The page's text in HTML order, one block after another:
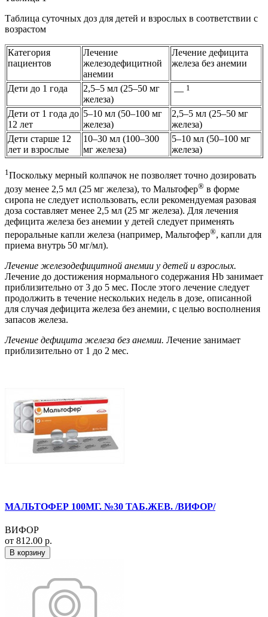
Таблица cуточных доз для детей и взрослых в соответствии с
возрастом
Категория
пациентов
Лечение
железодефицитной
анемии
Лечение дефицита
железа без анемии
Дети до 1 года
2,5–5 мл (25–50 мг
железа)
— 1
Дети от 1 года до
12 лет
5–10 мл (50–100 мг
железа)
2,5–5 мл (25–50 мг
железа)
Дети старше 12
лет и взрослые
10–30 мл (100–300
мг железа)
5–10 мл (50–100 мг
железа)
1Поскольку мерный колпачок не позволяет точно дозировать
дозу менее 2,5 мл (25 мг железа), то Мальтофер® в форме
сиропа не следует использовать, если рекомендуемая разовая
доза составляет менее 2,5 мл (25 мг железа). Для лечения
дефицита железа без анемии у детей следует применять
пероральные капли железа (например, Мальтофер®, капли для
приема внутрь 50 мг/мл).
Лечение железодефицитной анемии у детей и взрослых.
Лечение до достижения нормального содержания Hb занимает
приблизительно от 3 до 5 мес. После этого лечение следует
продолжить в течение нескольких недель в дозе, описанной
для случая дефицита железа без анемии, с целью восполнения
запасов железа.
Лечение дефицита железа без анемии. Лечение занимает
приблизительно от 1 до 2 мес.
МАЛЬТОФЕР 100МГ. №30 ТАБ.ЖЕВ. /ВИФОР/
ВИФОР
от 812.00 р.
В корзину